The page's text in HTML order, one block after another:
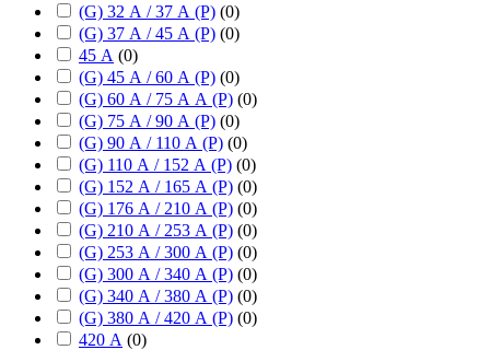
(G) 32 А / 37 А (P) (0)
(G) 37 А / 45 А (P) (0)
45 А (0)
(G) 45 А / 60 А (P) (0)
(G) 60 А / 75 А А (P) (0)
(G) 75 А / 90 А (P) (0)
(G) 90 А / 110 А (P) (0)
(G) 110 А / 152 А (P) (0)
(G) 152 А / 165 А (P) (0)
(G) 176 А / 210 А (P) (0)
(G) 210 А / 253 А (P) (0)
(G) 253 А / 300 А (P) (0)
(G) 300 А / 340 А (P) (0)
(G) 340 А / 380 А (P) (0)
(G) 380 А / 420 А (P) (0)
420 А (0)